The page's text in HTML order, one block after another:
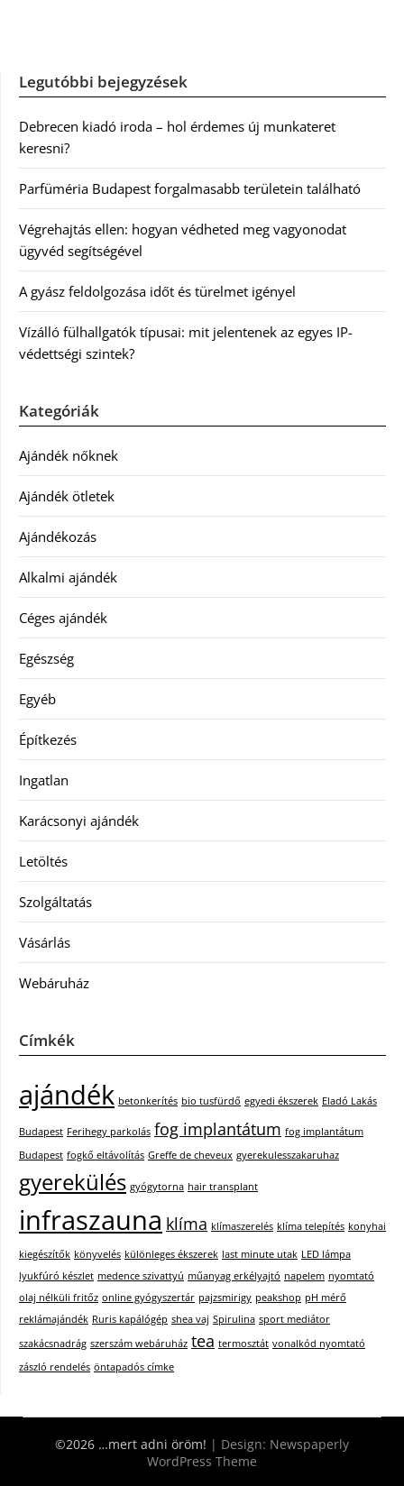
Legutóbbi bejegyzések
Debrecen kiadó iroda – hol érdemes új munkateret
keresni?
Parfüméria Budapest forgalmasabb területein található
Végrehajtás ellen: hogyan védheted meg vagyonodat
ügyvéd segítségével
A gyász feldolgozása időt és türelmet igényel
Vízálló fülhallgatók típusai: mit jelentenek az egyes IP-
védettségi szintek?
Kategóriák
Ajándék nőknek
Ajándék ötletek
Ajándékozás
Alkalmi ajándék
Céges ajándék
Egészség
Egyéb
Építkezés
Ingatlan
Karácsonyi ajándék
Letöltés
Szolgáltatás
Vásárlás
Webáruház
Címkék
ajándék betonkerítés bio tusfürdő egyedi ékszerek Eladó Lakás
Budapest Ferihegy parkolás fog implantátum fog implantátum
Budapest fogkő eltávolítás Greffe de cheveux gyerekulesszakaruhaz
gyerekülés gyógytorna hair transplant
infraszauna klíma klímaszerelés klíma telepítés konyhai
kiegészítők könyvelés különleges ékszerek last minute utak LED lámpa
lyukfúró készlet medence szivattyú műanyag erkélyajtó napelem nyomtató
olaj nélküli fritőz online gyógyszertár pajzsmirigy peakshop pH mérő
reklámajándék Ruris kapálógép shea vaj Spirulina sport mediátor
szakácsnadrág szerszám webáruház tea termosztát vonalkód nyomtató
zászló rendelés öntapadós címke
©2026 …mert adni öröm! | Design: Newspaperly
WordPress Theme